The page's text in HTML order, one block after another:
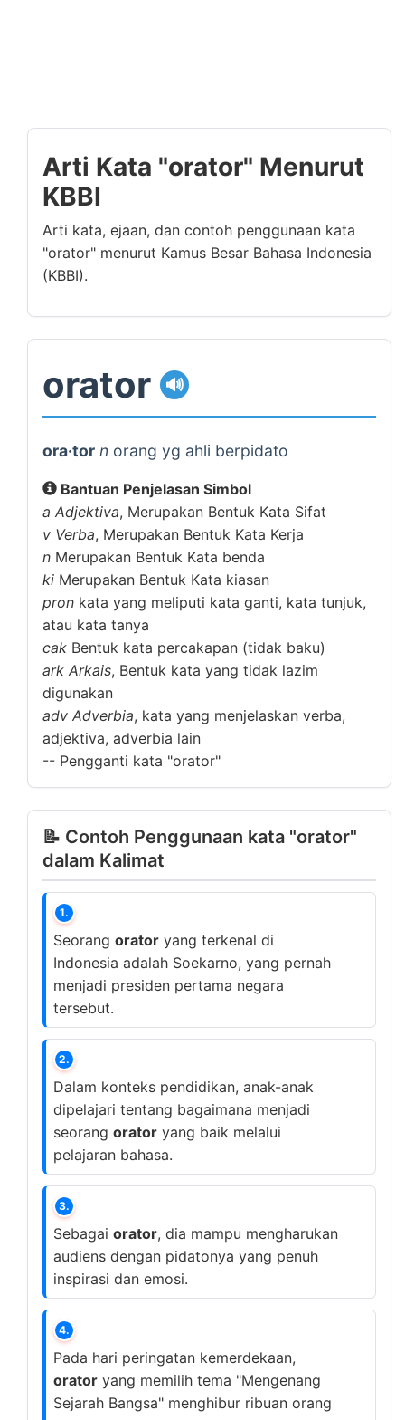
Arti Kata "orator" Menurut
KBBI
Arti kata, ejaan, dan contoh penggunaan kata
"orator" menurut Kamus Besar Bahasa Indonesia
(KBBI).
orator 🔊
ora·tor n orang yg ahli berpidato
Bantuan Penjelasan Simbol
a Adjektiva, Merupakan Bentuk Kata Sifat
v Verba, Merupakan Bentuk Kata Kerja
n Merupakan Bentuk Kata benda
ki Merupakan Bentuk Kata kiasan
pron kata yang meliputi kata ganti, kata tunjuk,
atau kata tanya
cak Bentuk kata percakapan (tidak baku)
ark Arkais, Bentuk kata yang tidak lazim
digunakan
adv Adverbia, kata yang menjelaskan verba,
adjektiva, adverbia lain
-- Pengganti kata "orator"
📝 Contoh Penggunaan kata "orator"
dalam Kalimat
1.
Seorang orator yang terkenal di
Indonesia adalah Soekarno, yang pernah
menjadi presiden pertama negara
tersebut.
2.
Dalam konteks pendidikan, anak-anak
dipelajari tentang bagaimana menjadi
seorang orator yang baik melalui
pelajaran bahasa.
3.
Sebagai orator, dia mampu mengharukan
audiens dengan pidatonya yang penuh
inspirasi dan emosi.
4.
Pada hari peringatan kemerdekaan,
orator yang memilih tema "Mengenang
Sejarah Bangsa" menghibur ribuan orang